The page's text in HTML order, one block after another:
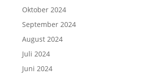
Oktober 2024
September 2024
August 2024
Juli 2024
Juni 2024